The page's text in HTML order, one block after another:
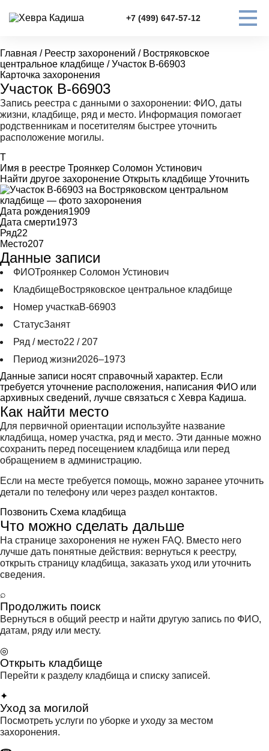
+7 (499) 647-57-12
Главная / Реестр захоронений / Востряковское
центральное кладбище / Участок В-66903
Карточка захоронения
Участок В-66903
Запись реестра с данными о захоронении: ФИО, даты
жизни, кладбище, ряд и место. Информация помогает
родственникам и посетителям быстрее уточнить
расположение могилы.
Т
Имя в реестре Троянкер Соломон Устинович
Найти другое захоронение Открыть кладбище Уточнить
Дата рождения1909
Дата смерти1973
Ряд22
Место207
Данные записи
ФИОТроянкер Соломон Устинович
КладбищеВостряковское центральное кладбище
Номер участкаВ-66903
СтатусЗанят
Ряд / место22 / 207
Период жизни2026–1973
Данные записи носят справочный характер. Если
требуется уточнение расположения, написания ФИО или
архивных сведений, лучше связаться с Хевра Кадиша.
Как найти место
Для первичной ориентации используйте название
кладбища, номер участка, ряд и место. Эти данные можно
сохранить перед посещением кладбища или перед
обращением в администрацию.
Если на месте требуется помощь, можно заранее уточнить
детали по телефону или через раздел контактов.
Позвонить Схема кладбища
Что можно сделать дальше
На странице захоронения не нужен FAQ. Вместо него
лучше дать понятные действия: вернуться к реестру,
открыть страницу кладбища, заказать уход или уточнить
сведения.
⌕
Продолжить поиск
Вернуться в общий реестр и найти другую запись по ФИО,
датам, ряду или месту.
◎
Открыть кладбище
Перейти к разделу кладбища и списку записей.
✦
Уход за могилой
Посмотреть услуги по уборке и уходу за местом
захоронения.